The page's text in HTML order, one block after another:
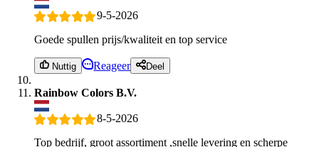
9-5-2026
Goede spullen prijs/kwaliteit en top service
Nuttig Reageer Deel
Rainbow Colors B.V.
8-5-2026
Top bedrijf, groot assortiment ,snelle levering en scherpe